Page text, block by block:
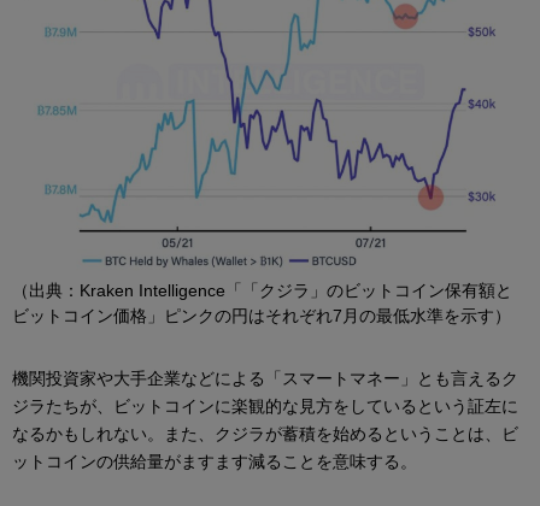
（出典：Kraken Intelligence「「クジラ」のビットコイン保有額と
ビットコイン価格」ピンクの円はそれぞれ7月の最低水準を示す）
機関投資家や大手企業などによる「スマートマネー」とも言えるク
ジラたちが、ビットコインに楽観的な見方をしているという証左に
なるかもしれない。また、クジラが蓄積を始めるということは、ビ
ットコインの供給量がますます減ることを意味する。